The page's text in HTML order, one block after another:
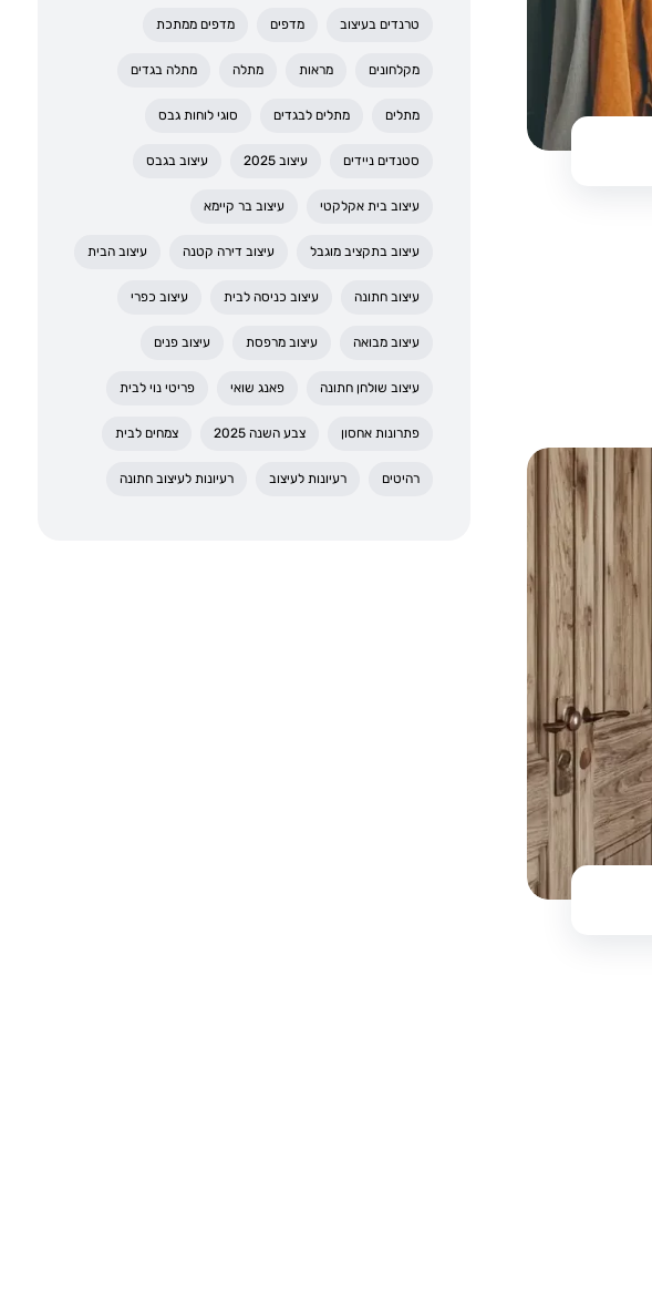
טרנדים בעיצוב מדפים מדפים ממתכת
מקלחונים מראות מתלה מתלה בגדים
מתלים מתלים לבגדים סוגי לוחות גבס
סטנדים ניידים עיצוב 2025 עיצוב בגבס
עיצוב בית אקלקטי עיצוב בר קיימא
עיצוב בתקציב מוגבל עיצוב דירה קטנה עיצוב הבית
עיצוב חתונה עיצוב כניסה לבית עיצוב כפרי
עיצוב מבואה עיצוב מרפסת עיצוב פנים
עיצוב שולחן חתונה פאנג שואי פריטי נוי לבית
פתרונות אחסון צבע השנה 2025 צמחים לבית
רהיטים רעיונות לעיצוב רעיונות לעיצוב חתונה